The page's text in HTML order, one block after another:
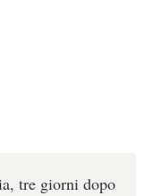
tre giorni dopo